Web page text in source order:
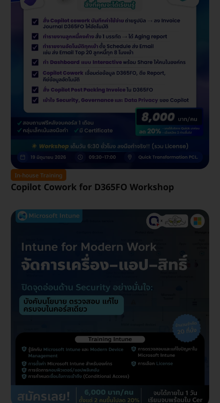
In-house Training
Copilot Cowork for D365FO Workshop